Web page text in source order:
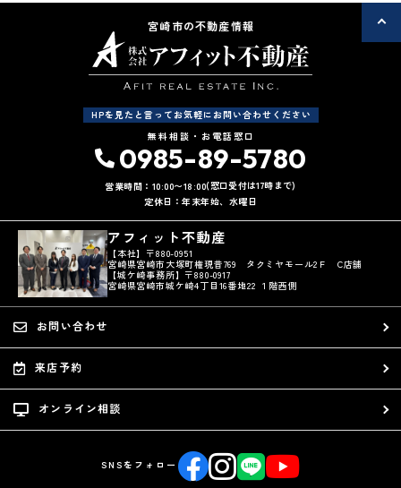
宮崎市の不動産情報
HPを見たと言ってお気軽にお問い合わせください
無料相談・お電話窓口
0985-89-5780
営業時間：10:00〜18:00(窓口受付は17時まで)
定休日：年末年始、水曜日
アフィット不動産
【本社】〒880-0951
宮崎県宮崎市大塚町権現昔769 タクミヤモール2Ｆ C店舗
【城ケ崎事務所】〒880-0917
宮崎県宮崎市城ケ崎4丁目16番地22 １階西側
お問い合わせ
来店予約
オンライン相談
SNSをフォロー